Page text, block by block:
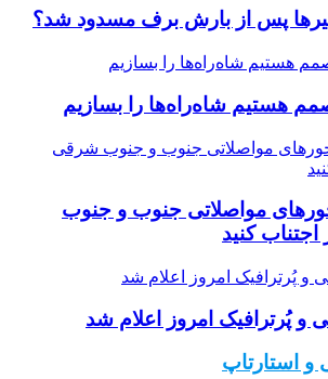
پس از بارش برف مسدود شد؟
هستیم شاه‌راه‌ها را بسازیم
مواصلاتی جنوب و جنوب
کنید
و پُرترافیک امروز اعلام شد
و استارتاپ